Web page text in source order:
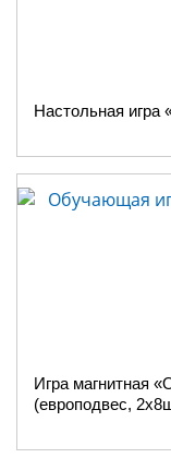
Настольная игра
Игра магнитная
(европодвес,